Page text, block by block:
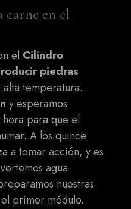
carne en el
el Cilindro
piedras
alta temperatura.
y esperamos
para que el
A los quince
a tomar acción, y es
agua
nuestras
primer módulo.